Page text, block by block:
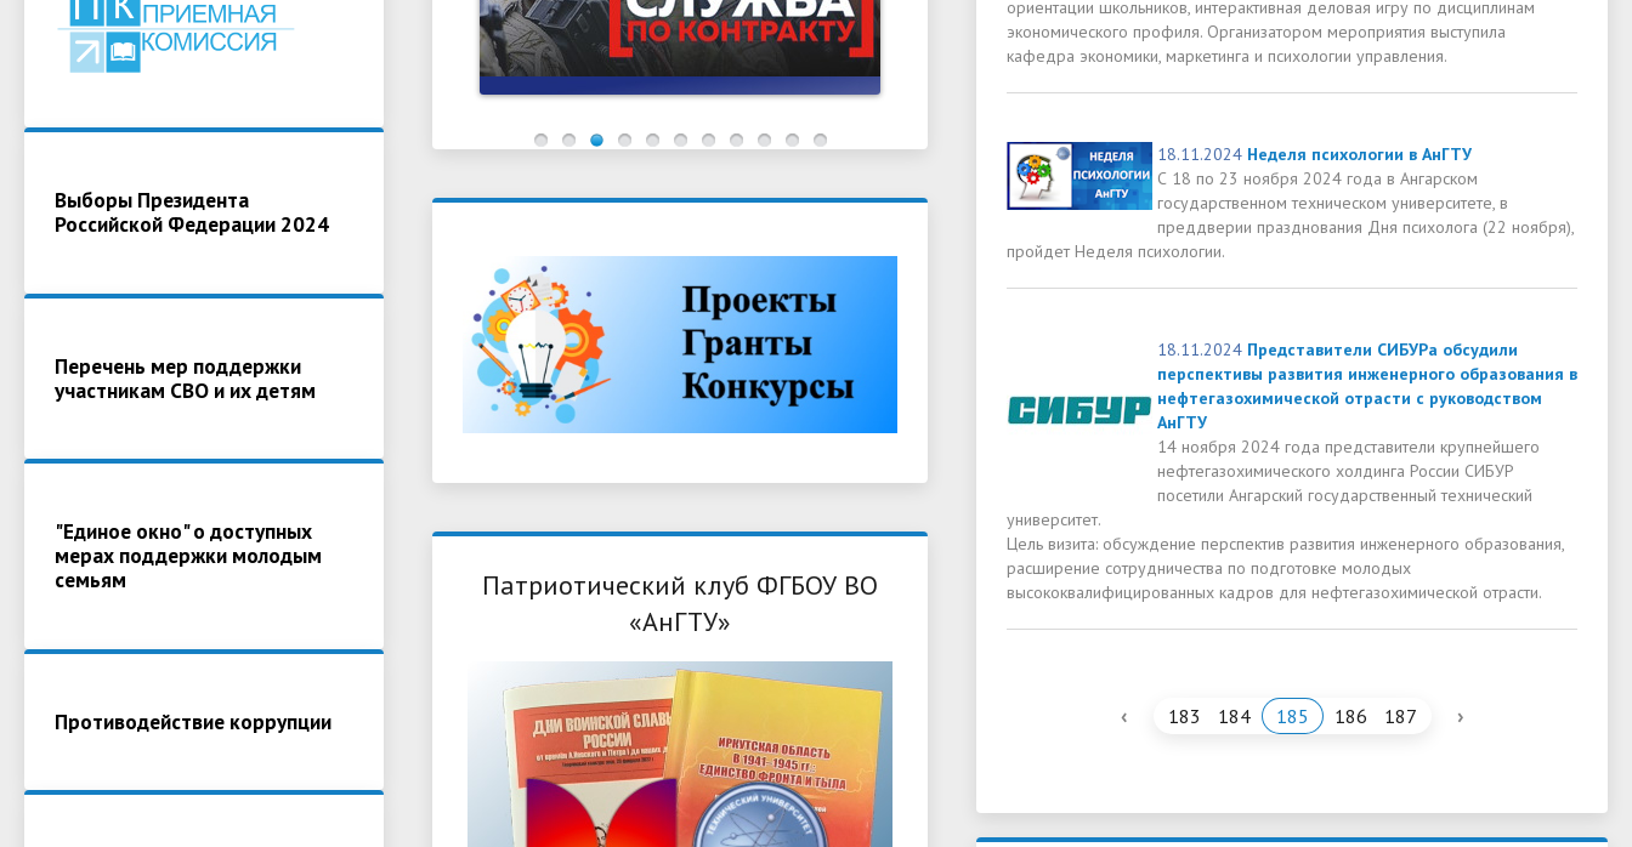
Выборы Президента
Российской Федерации 2024
Перечень мер поддержки
участникам СВО и их детям
"Единое окно" о доступных
мерах поддержки молодым
семьям
Противодействие коррупции
Патриотический клуб ФГБОУ ВО
«АнГТУ»
ориентации школьников, интерактивная деловая игру по дисциплинам
экономического профиля. Организатором мероприятия выступила
кафедра экономики, маркетинга и психологии управления.
18.11.2024 Неделя психологии в АнГТУ
С 18 по 23 ноября 2024 года в Ангарском
государственном техническом университете, в
преддверии празднования Дня психолога (22 ноября),
пройдет Неделя психологии.
18.11.2024 Представители СИБУРа обсудили
перспективы развития инженерного образования в
нефтегазохимической отрасти с руководством
АнГТУ
14 ноября 2024 года представители крупнейшего
нефтегазохимического холдинга России СИБУР
посетили Ангарский государственный технический
университет.
Цель визита: обсуждение перспектив развития инженерного образования,
расширение сотрудничества по подготовке молодых
высококвалифицированных кадров для нефтегазохимической отрасти.
‹ 183 184 185 186 187 ›